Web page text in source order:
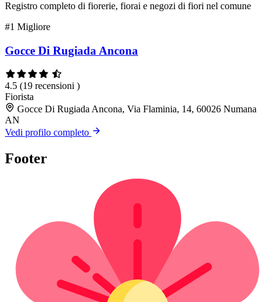
Registro completo di fiorerie, fiorai e negozi di fiori nel comune
#1 Migliore
Gocce Di Rugiada Ancona
4.5 (19 recensioni )
Fiorista
Gocce Di Rugiada Ancona, Via Flaminia, 14, 60026 Numana
AN
Vedi profilo completo
Footer